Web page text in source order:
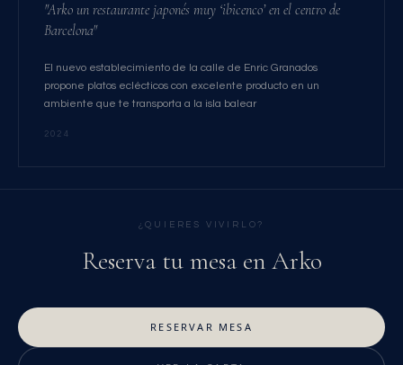
"Arko un restaurante japonés muy ‘ibicenco’ en el centro de
Barcelona"
El nuevo establecimiento de la calle de Enric Granados
propone platos eclécticos con excelente producto en un
ambiente que te transporta a la isla balear
2024
¿QUIERES VIVIRLO?
Reserva tu mesa en Arko
RESERVAR MESA